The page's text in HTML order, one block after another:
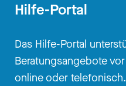
Hilfe-Portal
Das Hilfe-Portal
Beratungsangebote
online oder telefonisch.